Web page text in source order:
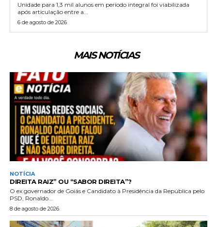
Unidade para 1,3 mil alunos em período integral foi viabilizada
após articulação entre a...
6 de agosto de 2026
MAIS NOTÍCIAS
NOTÍCIA
DIREITA RAIZ” OU “SABOR DIREITA”?
O ex governador de Goiás e Candidato à Presidência da República pelo
PSD, Ronaldo...
8 de agosto de 2026